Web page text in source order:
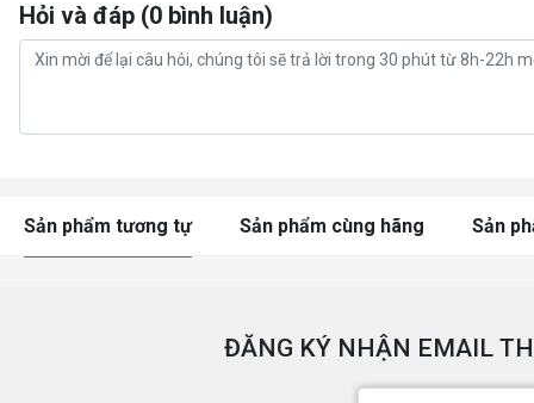
dạng kẹp hoặc ốc
Hỏi và đáp (0 bình luận)
Sản phẩm tương tự Sản phẩm cùng hãng Sản
ĐĂNG KÝ NHẬN EMAIL